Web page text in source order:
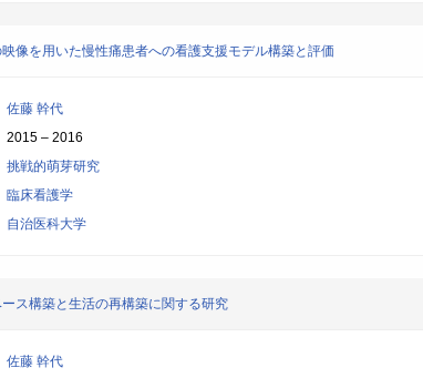
映像を用いた慢性痛患者への看護支援モデル構築と評価
佐藤 幹代
2015 – 2016
挑戦的萌芽研究
臨床看護学
自治医科大学
ス構築と生活の再構築に関する研究
佐藤 幹代